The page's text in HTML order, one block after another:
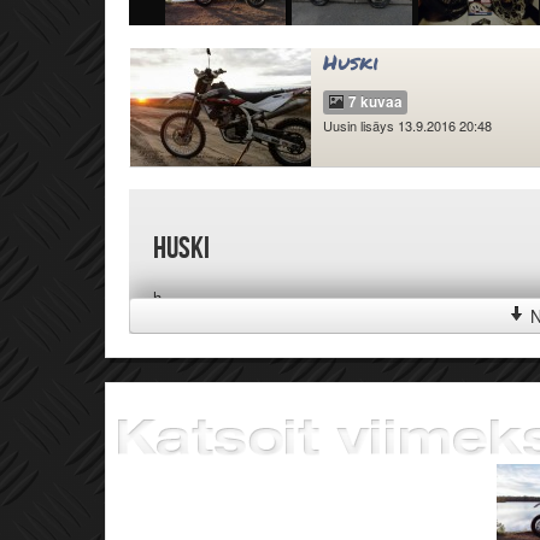
Huski
7 kuvaa
Uusin lisäys 13.9.2016 20:48
Huski
h